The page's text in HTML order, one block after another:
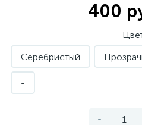
400
Серебристый
-
-